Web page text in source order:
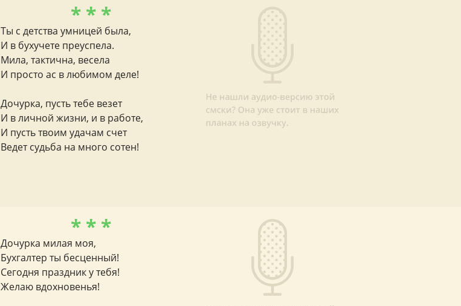
* * *
Ты с детства умницей была,
И в бухучете преуспела.
Мила, тактична, весела
И просто ас в любимом деле!
Дочурка, пусть тебе везет
И в личной жизни, и в работе,
И пусть твоим удачам счет
Ведет судьба на много сотен!
* * *
Дочурка милая моя,
Бухгалтер ты бесценный!
Сегодня праздник у тебя!
Желаю вдохновенья!